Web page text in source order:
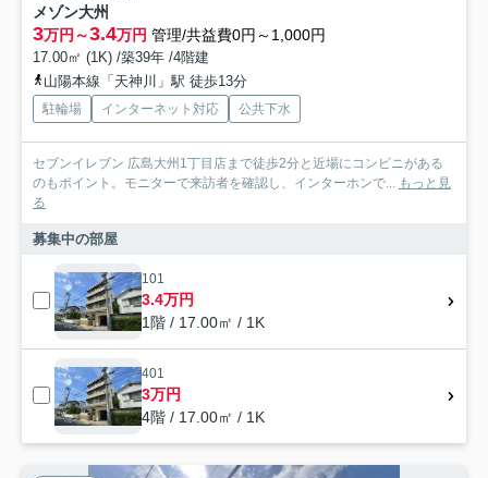
メゾン大州
3万円～3.4万円 管理/共益費0円～1,000円
17.00㎡ (1K) /築39年 /4階建
山陽本線「天神川」駅 徒歩13分
駐輪場 インターネット対応 公共下水
セブンイレブン 広島大州1丁目店まで徒歩2分と近場にコンビニがある
のもポイント。モニターで来訪者を確認し、インターホンで... もっと見
る
募集中の部屋
101
3.4万円
1階 / 17.00㎡ / 1K
401
3万円
4階 / 17.00㎡ / 1K